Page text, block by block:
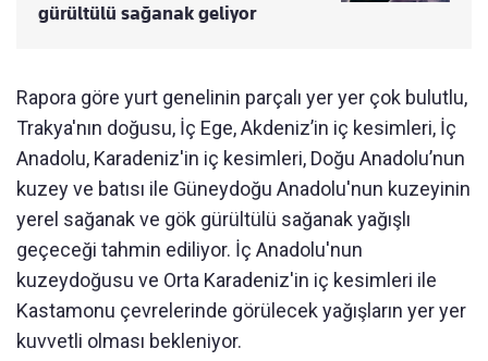
gürültülü sağanak geliyor
Rapora göre yurt genelinin parçalı yer yer çok bulutlu,
Trakya'nın doğusu, İç Ege, Akdeniz’in iç kesimleri, İç
Anadolu, Karadeniz'in iç kesimleri, Doğu Anadolu’nun
kuzey ve batısı ile Güneydoğu Anadolu'nun kuzeyinin
yerel sağanak ve gök gürültülü sağanak yağışlı
geçeceği tahmin ediliyor. İç Anadolu'nun
kuzeydoğusu ve Orta Karadeniz'in iç kesimleri ile
Kastamonu çevrelerinde görülecek yağışların yer yer
kuvvetli olması bekleniyor.